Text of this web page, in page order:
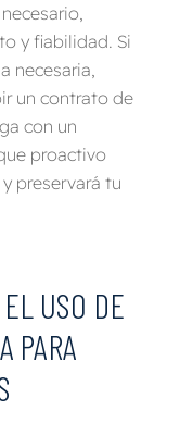
y fiabilidad. Si
necesaria,
un contrato de
con un
proactivo
preservará tu
USO DE
PARA